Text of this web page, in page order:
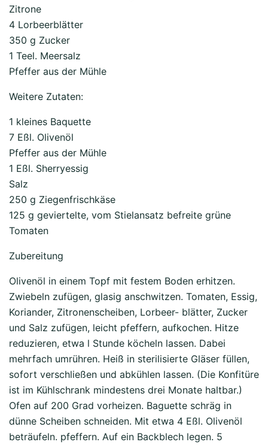
Zitrone
4 Lorbeerblätter
350 g Zucker
1 Teel. Meersalz
Pfeffer aus der Mühle
Weitere Zutaten:
1 kleines Baquette
7 Eßl. Olivenöl
Pfeffer aus der Mühle
1 Eßl. Sherryessig
Salz
250 g Ziegenfrischkäse
125 g geviertelte, vom Stielansatz befreite grüne
Tomaten
Zubereitung
Olivenöl in einem Topf mit festem Boden erhitzen.
Zwiebeln zufügen, glasig anschwitzen. Tomaten, Essig,
Koriander, Zitronenscheiben, Lorbeer- blätter, Zucker
und Salz zufügen, leicht pfeffern, aufkochen. Hitze
reduzieren, etwa l Stunde köcheln lassen. Dabei
mehrfach umrühren. Heiß in sterilisierte Gläser füllen,
sofort verschließen und abkühlen lassen. (Die Konfitüre
ist im Kühlschrank mindestens drei Monate haltbar.)
Ofen auf 200 Grad vorheizen. Baguette schräg in
dünne Scheiben schneiden. Mit etwa 4 Eßl. Olivenöl
beträufeln. pfeffern. Auf ein Backblech legen. 5